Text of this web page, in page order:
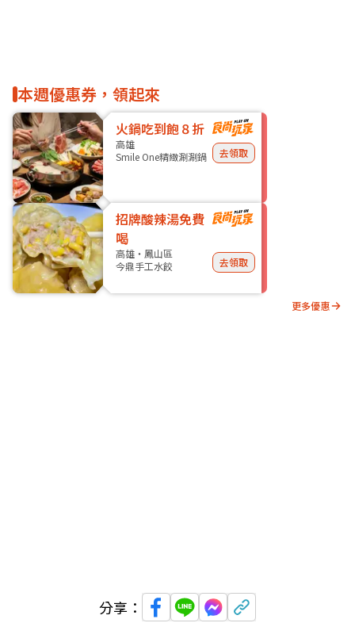
本週優惠券，領起來
火鍋吃到飽８折
高雄
Smile One精緻涮涮鍋
去領取
招牌酸辣湯免費
喝
高雄・鳳山區
今鼎手工水餃
去領取
更多優惠
分享：